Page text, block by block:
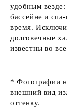
удобным
бассейне и
время.
долговечные
известны во
* Фогографии
внешний вид
оттенку.